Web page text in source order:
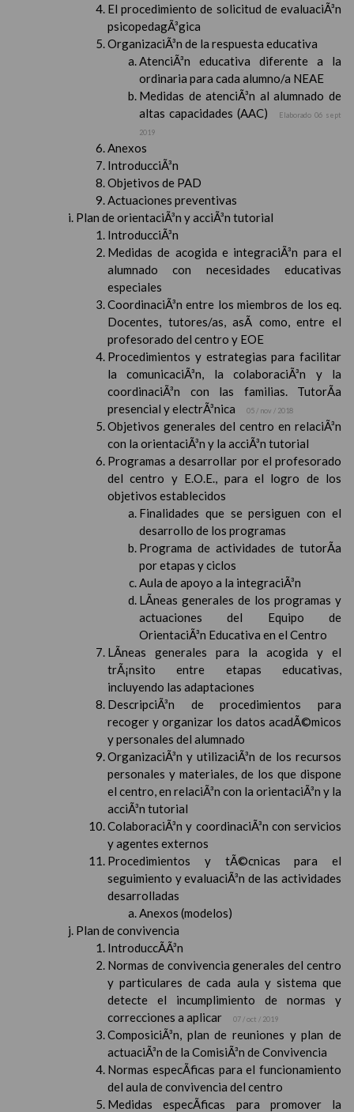
El procedimiento de solicitud de evaluaciÃ³n
psicopedagÃ³gica
OrganizaciÃ³n de la respuesta educativa
AtenciÃ³n educativa diferente a la
ordinaria para cada alumno/a NEAE
Medidas de atenciÃ³n al alumnado de
altas capacidades (AAC)
Elaborado 06 sept
2019
Anexos
IntroducciÃ³n
Objetivos de PAD
Actuaciones preventivas
Plan de orientaciÃ³n y acciÃ³n tutorial
IntroducciÃ³n
Medidas de acogida e integraciÃ³n para el
alumnado con necesidades educativas
especiales
CoordinaciÃ³n entre los miembros de los eq.
Docentes, tutores/as, asÃ­ como, entre el
profesorado del centro y EOE
Procedimientos y estrategias para facilitar
la comunicaciÃ³n, la colaboraciÃ³n y la
coordinaciÃ³n con las familias. TutorÃ­a
presencial y electrÃ³nica
05 / nov / 2018
Objetivos generales del centro en relaciÃ³n
con la orientaciÃ³n y la acciÃ³n tutorial
Programas a desarrollar por el profesorado
del centro y E.O.E., para el logro de los
objetivos establecidos
Finalidades que se persiguen con el
desarrollo de los programas
Programa de actividades de tutorÃ­a
por etapas y ciclos
Aula de apoyo a la integraciÃ³n
LÃ­neas generales de los programas y
actuaciones del Equipo de
OrientaciÃ³n Educativa en el Centro
LÃ­neas generales para la acogida y el
trÃ¡nsito entre etapas educativas,
incluyendo las adaptaciones
DescripciÃ³n de procedimientos para
recoger y organizar los datos acadÃ©micos
y personales del alumnado
OrganizaciÃ³n y utilizaciÃ³n de los recursos
personales y materiales, de los que dispone
el centro, en relaciÃ³n con la orientaciÃ³n y la
acciÃ³n tutorial
ColaboraciÃ³n y coordinaciÃ³n con servicios
y agentes externos
Procedimientos y tÃ©cnicas para el
seguimiento y evaluaciÃ³n de las actividades
desarrolladas
Anexos (modelos)
Plan de convivencia
IntroduccÃ­Ã³n
Normas de convivencia generales del centro
y particulares de cada aula y sistema que
detecte el incumplimiento de normas y
correcciones a aplicar
07 / oct / 2019
ComposiciÃ³n, plan de reuniones y plan de
actuaciÃ³n de la ComisiÃ³n de Convivencia
Normas especÃ­ficas para el funcionamiento
del aula de convivencia del centro
Medidas especÃ­ficas para promover la